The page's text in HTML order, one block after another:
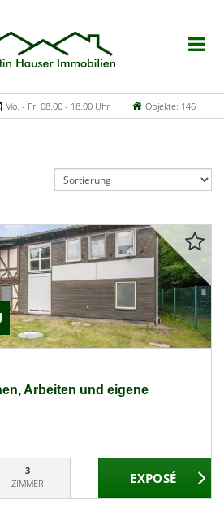
Mo. - Fr. 08.00 - 18.00 Uhr Objekte: 146
Arbeiten und eigene
3
ZIMMER